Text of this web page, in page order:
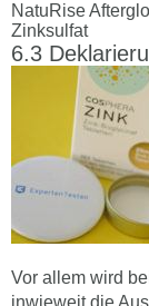
NatuRise
Zinksulfat
Vor allem wird